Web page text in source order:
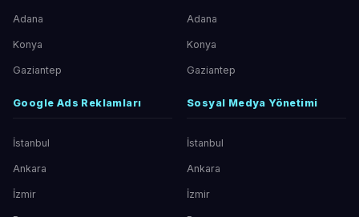
Adana
Konya
Gaziantep
Adana
Konya
Gaziantep
Google Ads Reklamları
İstanbul
Ankara
İzmir
Sosyal Medya Yönetimi
İstanbul
Ankara
İzmir